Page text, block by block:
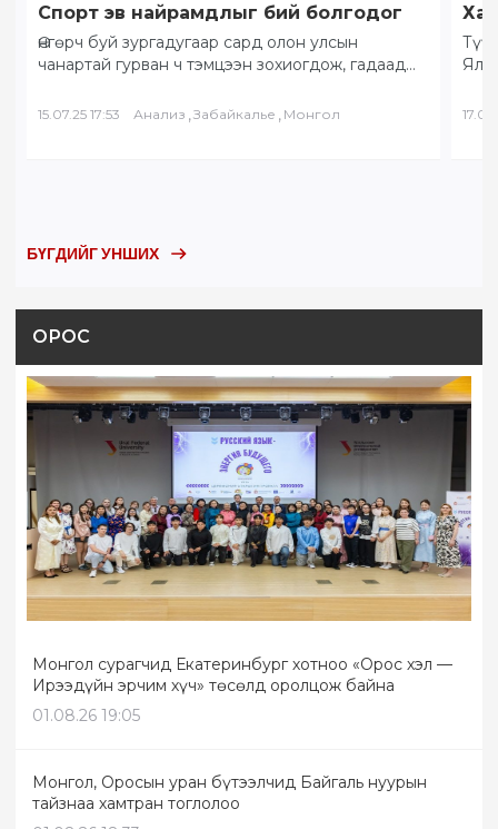
Спорт эв найрамдлыг бий болгодог
Өнгөрч буй зургадугаар сард олон улсын
чанартай гурван ч тэмцээн зохиогдож, гадаад
“Солнечное Забайкалье” буюу…
15.07.25 17:53 Анализ , Забайкалье , Монгол
БҮГДИЙГ УНШИХ
ОРОС
Монгол сурагчид Екатеринбург хотноо «Орос хэл —
Ирээдүйн эрчим хүч» төсөлд оролцож байна
01.08.26 19:05
Монгол, Оросын уран бүтээлчид Байгаль нуурын
тайзнаа хамтран тоглолоо